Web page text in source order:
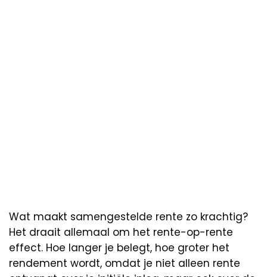
Wat maakt samengestelde rente zo krachtig?
Het draait allemaal om het rente-op-rente
effect. Hoe langer je belegt, hoe groter het
rendement wordt, omdat je niet alleen rente